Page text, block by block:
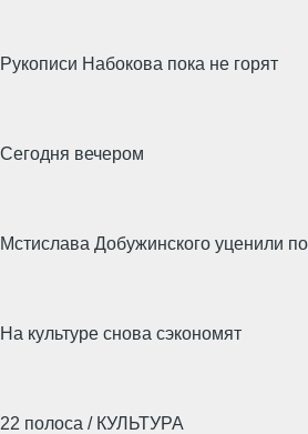
Рукописи Набокова пока не горят
Сегодня вечером
Мстислава Добужинского уценили
На культуре снова сэкономят
22 полоса / КУЛЬТУРА